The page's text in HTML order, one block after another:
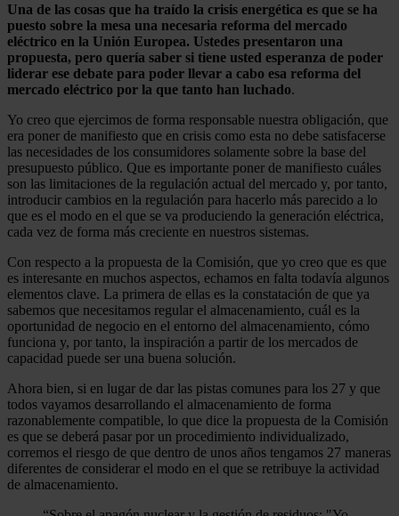
Una de las cosas que ha traído la crisis energética es que se ha
puesto sobre la mesa una necesaria reforma del mercado
eléctrico en la Unión Europea. Ustedes presentaron una
propuesta, pero quería saber si tiene usted esperanza de poder
liderar ese debate para poder llevar a cabo esa reforma del
mercado eléctrico por la que tanto han luchado.
Yo creo que ejercimos de forma responsable nuestra obligación, que
era poner de manifiesto que en crisis como esta no debe satisfacerse
las necesidades de los consumidores solamente sobre la base del
presupuesto público. Que es importante poner de manifiesto cuáles
son las limitaciones de la regulación actual del mercado y, por tanto,
introducir cambios en la regulación para hacerlo más parecido a lo
que es el modo en el que se va produciendo la generación eléctrica,
cada vez de forma más creciente en nuestros sistemas.
Con respecto a la propuesta de la Comisión, que yo creo que es que
es interesante en muchos aspectos, echamos en falta todavía algunos
elementos clave. La primera de ellas es la constatación de que ya
sabemos que necesitamos regular el almacenamiento, cuál es la
oportunidad de negocio en el entorno del almacenamiento, cómo
funciona y, por tanto, la inspiración a partir de los mercados de
capacidad puede ser una buena solución.
Ahora bien, si en lugar de dar las pistas comunes para los 27 y que
todos vayamos desarrollando el almacenamiento de forma
razonablemente compatible, lo que dice la propuesta de la Comisión
es que se deberá pasar por un procedimiento individualizado,
corremos el riesgo de que dentro de unos años tengamos 27 maneras
diferentes de considerar el modo en el que se retribuye la actividad
de almacenamiento.